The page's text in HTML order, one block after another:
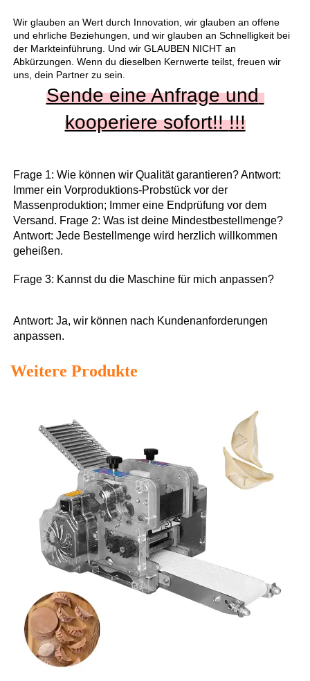
Wir glauben an Wert durch Innovation, wir glauben an offene
und ehrliche Beziehungen, und wir glauben an Schnelligkeit bei
der Markteinführung. Und wir GLAUBEN NICHT an
Abkürzungen. Wenn du dieselben Kernwerte teilst, freuen wir
uns, dein Partner zu sein.
Sende eine Anfrage und
kooperiere sofort!! !!!
Frage 1: Wie können wir Qualität garantieren? Antwort:
Immer ein Vorproduktions-Probstück vor der
Massenproduktion; Immer eine Endprüfung vor dem
Versand. Frage 2: Was ist deine Mindestbestellmenge?
Antwort: Jede Bestellmenge wird herzlich willkommen
geheißen.
Frage 3: Kannst du die Maschine für mich anpassen?
Antwort: Ja, wir können nach Kundenanforderungen
anpassen.
Weitere Produkte